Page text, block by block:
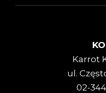
Karrot
ul.
02-